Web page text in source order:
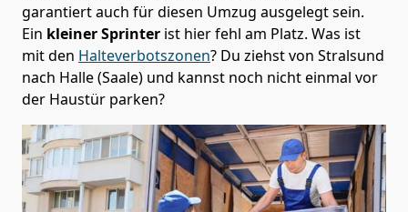
garantiert auch für diesen Umzug ausgelegt sein.
Ein kleiner Sprinter ist hier fehl am Platz. Was ist
mit den Halteverbotszonen? Du ziehst von Stralsund
nach Halle (Saale) und kannst noch nicht einmal vor
der Haustür parken?